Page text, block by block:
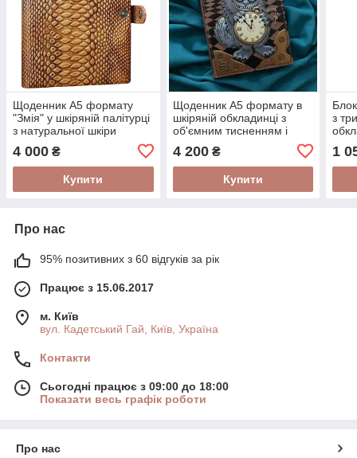
Щоденник А5 формату
"Змія" у шкіряній палітурці
з натуральної шкіри
4 000 ₴
Купити
Щоденник А5 формату в
шкіряній обкладинці з
об'ємним тисненням і
розписом ручної роботи
"Чеширський кіт"
4 200₴
Купити
з
1
Про нас
95% позитивних з 60 відгуків за рік
Працює з 15.06.2017
м. Київ
вул. Кадетський Гай, Київ, Україна
Контакти
Сьогодні працює з 09:00 до 18:00
Показати весь графік роботи
Про нас